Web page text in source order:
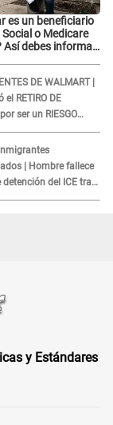
es un beneficiario
o Medicare
Así debes informar
DE WALMART |
el RETIRO DE
ser un RIESGO
consumidores: ¿Cuál
| Hombre fallece
detención del ICE tras
médica"
y Estándares